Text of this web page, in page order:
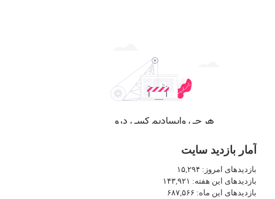
آمار بازدید سایت
بازدیدهای امروز: ۱۵,۲۹۴
بازدیدهای این هفته: ۱۴۳,۹۲۱
بازدیدهای این ماه: ۶۸۷,۵۶۶